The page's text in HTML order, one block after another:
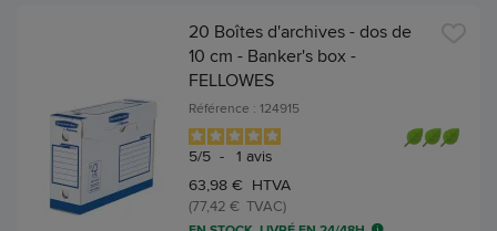
20 Boîtes d'archives - dos de
10 cm - Banker's box -
FELLOWES
Référence : 124915
5/5 - 1 avis
63,98 € HTVA
(77,42 € TVAC)